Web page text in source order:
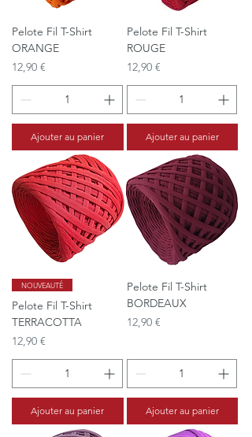
Pelote Fil T-Shirt
ORANGE
Prix
12,90 €
Ajouter au panier
Pelote Fil T-Shirt
ROUGE
Prix
12,90 €
Ajouter au panier
NOUVEAUTÉ
Pelote Fil T-Shirt
TERRACOTTA
Prix
12,90 €
Ajouter au panier
Pelote Fil T-Shirt
BORDEAUX
Prix
12,90 €
Ajouter au panier